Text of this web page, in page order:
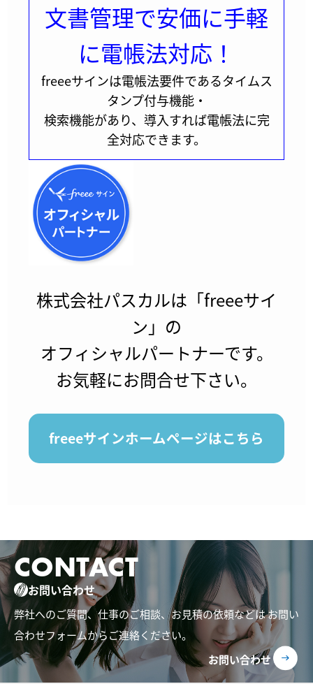
文書管理で安価に手軽
に電帳法対応！
freeeサインは電帳法要件であるタイムス
タンプ付与機能・
検索機能があり、導入すれば電帳法に完
全対応できます。
株式会社パスカルは「freeeサイ
ン」の
オフィシャルパートナーです。
お気軽にお問合せ下さい。
freeeサインホームページはこちら
CONTACT
お問い合わせ
弊社へのご質問、仕事のご相談、お見積の依頼などはお問い
合わせフォームからご連絡ください。
お問い合わせ